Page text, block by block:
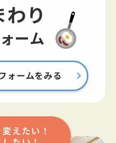
わり
ーム
ォームをみる
えたい！